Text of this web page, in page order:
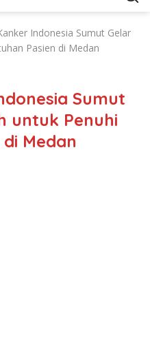
Indonesia Sumut Gelar
Pasien di Medan
Sumut
untuk Penuhi
Medan